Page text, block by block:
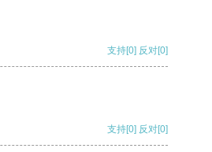
支持[0] 反对[0]
支持[0] 反对[0]